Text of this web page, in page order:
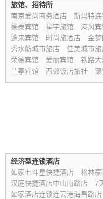
旅馆、招待所
南京爱尚商务酒店
斯玛特
德泰宾馆
星宇旅馆 港风
蓬来宾馆
时尚旅酒店 金
秀水舫城市旅店
佳美城市旅
荣德宾馆
爱丽宾馆 铁路
兰亭宾馆
西郊饭店旅社
经济型连锁酒店
如家七斗星快捷酒店
格林
汉庭快捷酒店中山南路店
7
如家酒店连锁连云港海昌路店